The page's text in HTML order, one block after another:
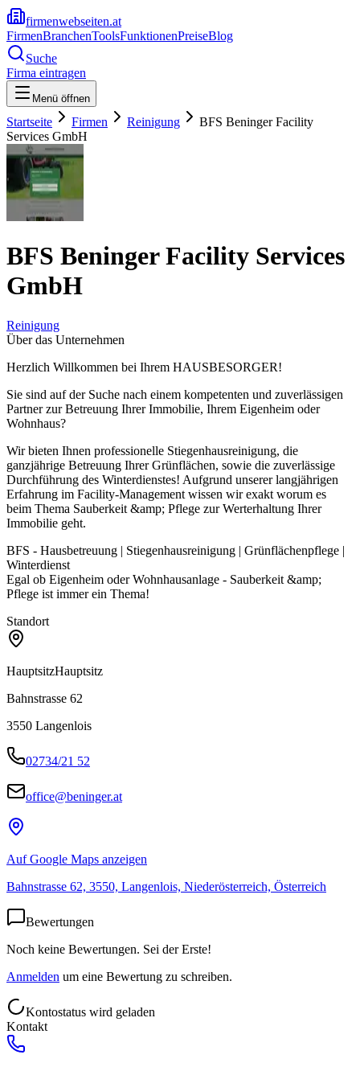
firmenwebseiten.at
FirmenBranchenToolsFunktionenPreiseBlog
Suche
Firma eintragen
Menü öffnen
Startseite Firmen Reinigung
BFS Beninger Facility
Services GmbH
BFS Beninger Facility Services
GmbH
Reinigung
Über das Unternehmen
Herzlich Willkommen bei Ihrem HAUSBESORGER!
Sie sind auf der Suche nach einem kompetenten und zuverlässigen
Partner zur Betreuung Ihrer Immobilie, Ihrem Eigenheim oder
Wohnhaus?
Wir bieten Ihnen professionelle Stiegenhausreinigung, die
ganzjährige Betreuung Ihrer Grünflächen, sowie die zuverlässige
Durchführung des Winterdienstes! Aufgrund unserer langjährigen
Erfahrung im Facility-Management wissen wir exakt worum es
beim Thema Sauberkeit &amp; Pflege zur Werterhaltung Ihrer
Immobilie geht.
BFS - Hausbetreuung | Stiegenhausreinigung | Grünflächenpflege |
Winterdienst
Egal ob Eigenheim oder Wohnhausanlage - Sauberkeit &amp;
Pflege ist immer ein Thema!
Standort
HauptsitzHauptsitz
Bahnstrasse 62
3550 Langenlois
02734/21 52
office@beninger.at
Auf Google Maps anzeigen
Bahnstrasse 62, 3550, Langenlois, Niederösterreich, Österreich
Bewertungen
Noch keine Bewertungen. Sei der Erste!
Anmelden um eine Bewertung zu schreiben.
Kontostatus wird geladen
Kontakt